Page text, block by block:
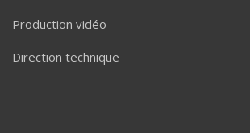
Production vidéo
Direction technique